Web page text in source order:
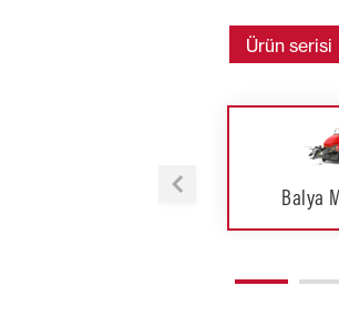
Ürün serisi
Balya